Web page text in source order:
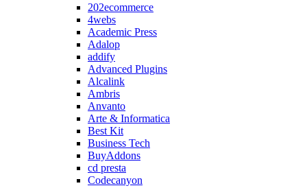
202ecommerce
4webs
Academic Press
Adalop
addify
Advanced Plugins
Alcalink
Ambris
Anvanto
Arte & Informatica
Best Kit
Business Tech
BuyAddons
cd presta
Codecanyon